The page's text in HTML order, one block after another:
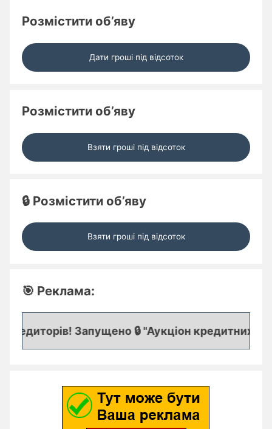
Розмістити об’яву
Дати гроші під відсоток
Розмістити об’яву
Взяти гроші під відсоток
🔒 Розмістити об’яву
Взяти гроші під відсоток
🎯 Реклама:
Запущено 🔒 "Аукціон кредитних